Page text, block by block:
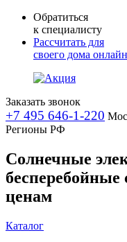
Обратиться
к специалисту
Рассчитать для
своего дома онлайн
Заказать звонок
+7 495 646-1-220
Регионы РФ
Солнечные
ценам
Каталог